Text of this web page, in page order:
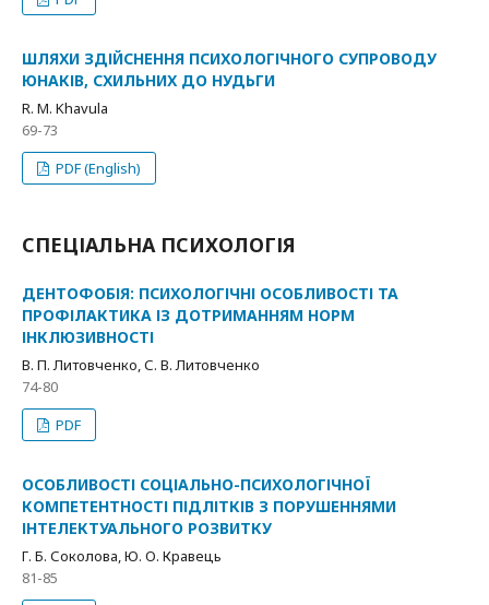
ШЛЯХИ ЗДІЙСНЕННЯ ПСИХОЛОГІЧНОГО СУПРОВОДУ
ЮНАКІВ, СХИЛЬНИХ ДО НУДЬГИ
R. M. Khavula
69-73
PDF (English)
СПЕЦІАЛЬНА ПСИХОЛОГІЯ
ДЕНТОФОБІЯ: ПСИХОЛОГІЧНІ ОСОБЛИВОСТІ ТА
ПРОФІЛАКТИКА ІЗ ДОТРИМАННЯМ НОРМ
ІНКЛЮЗИВНОСТІ
В. П. Литовченко, С. В. Литовченко
74-80
PDF
ОСОБЛИВОСТІ СОЦІАЛЬНО-ПСИХОЛОГІЧНОЇ
КОМПЕТЕНТНОСТІ ПІДЛІТКІВ З ПОРУШЕННЯМИ
ІНТЕЛЕКТУАЛЬНОГО РОЗВИТКУ
Г. Б. Соколова, Ю. О. Кравець
81-85